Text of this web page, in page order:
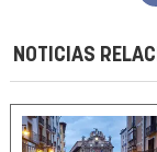
NOTICIAS